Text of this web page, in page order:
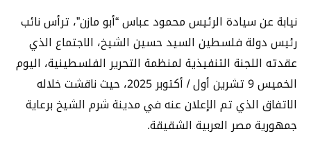
نيابة عن سيادة الرئيس محمود عباس “أبو مازن”، ترأس نائب
رئيس دولة فلسطين السيد حسين الشيخ، الاجتماع الذي
عقدته اللجنة التنفيذية لمنظمة التحرير الفلسطينية، اليوم
الخميس 9 تشرين أول / أكتوبر 2025، حيث ناقشت خلاله
الاتفاق الذي تم الإعلان عنه في مدينة شرم الشيخ برعاية
جمهورية مصر العربية الشقيقة.